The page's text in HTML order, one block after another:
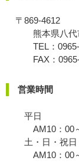
〒869-4612
熊本県八代
TEL：0965-
FAX：0965-
営業時間
平日
AM10：00～
土・日・祝
AM10：00～